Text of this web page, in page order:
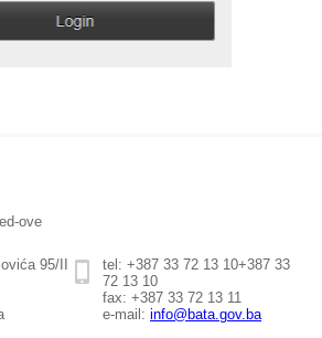
ove
95/II
tel: +387 33 72 13 10+387 33
72 13 10
fax: +387 33 72 13 11
e-mail: info@bata.gov.ba